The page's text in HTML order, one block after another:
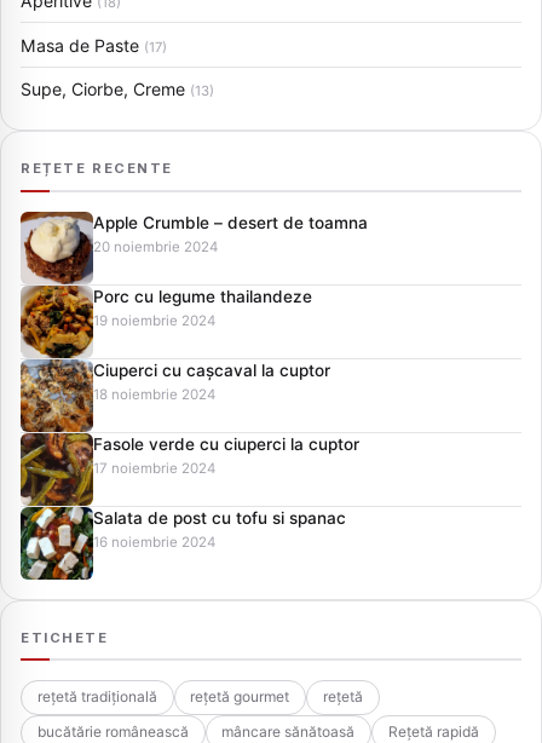
Masa de Paste (17)
Supe, Ciorbe, Creme (13)
REȚETE RECENTE
Apple Crumble – desert de toamna
20 noiembrie 2024
Porc cu legume thailandeze
19 noiembrie 2024
Ciuperci cu cașcaval la cuptor
18 noiembrie 2024
Fasole verde cu ciuperci la cuptor
17 noiembrie 2024
Salata de post cu tofu si spanac
16 noiembrie 2024
ETICHETE
rețetă tradițională rețetă gourmet
rețetă
bucătărie românească
mâncare sănătoasă
Rețetă rapidă